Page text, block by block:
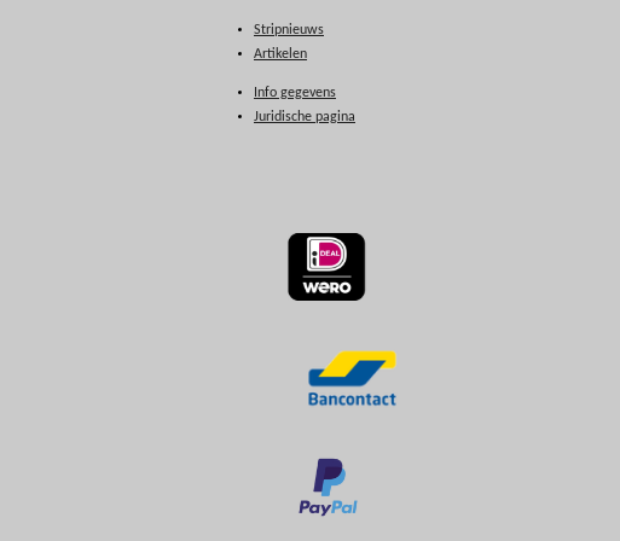
Stripnieuws
Artikelen
Info gegevens
Juridische pagina